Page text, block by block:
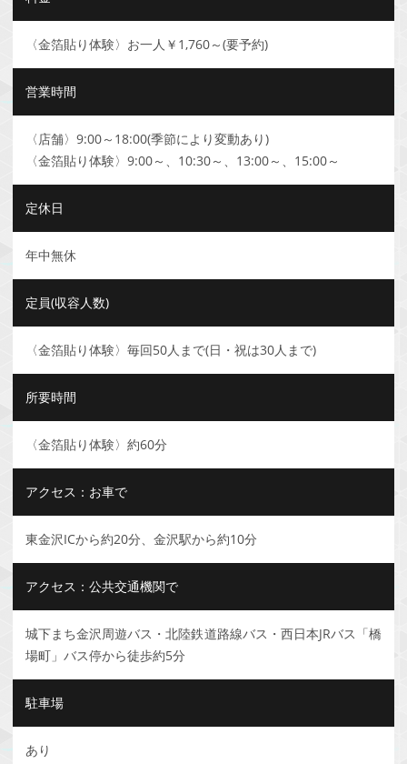
〈金箔貼り体験〉お一人￥1,760～(要予約)
営業時間
〈店舗〉9:00～18:00(季節により変動あり)
〈金箔貼り体験〉9:00～、10:30～、13:00～、15:00～
定休日
年中無休
定員(収容人数)
〈金箔貼り体験〉毎回50人まで(日・祝は30人まで)
所要時間
〈金箔貼り体験〉約60分
アクセス：お車で
東金沢ICから約20分、金沢駅から約10分
アクセス：公共交通機関で
城下まち金沢周遊バス・北陸鉄道路線バス・西日本JRバス「橋
場町」バス停から徒歩約5分
駐車場
あり